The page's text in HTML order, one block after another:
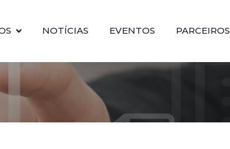
NOTÍCIAS EVENTOS PARCEIROS